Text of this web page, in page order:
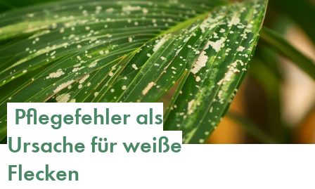
Pflegefehler als
Ursache für weiße
Flecken